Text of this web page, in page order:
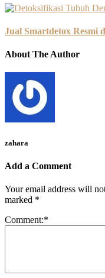
Jual Smartdetox Resmi
About The Author
zahara
Add a Comment
Your email address will
marked *
Comment:*